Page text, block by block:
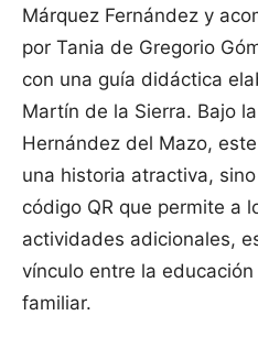
Márquez Fernández y
por Tania de Gregorio
con una guía didáctica
Martín de la Sierra. Bajo
Hernández del Mazo,
una historia atractiva,
código QR que permite a
actividades adicionales,
vínculo entre la
familiar.